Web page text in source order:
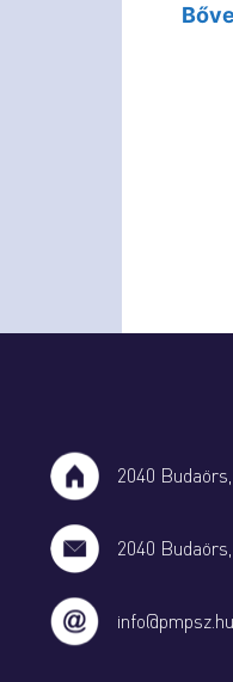
2040
2040
info@pmpsz.hu